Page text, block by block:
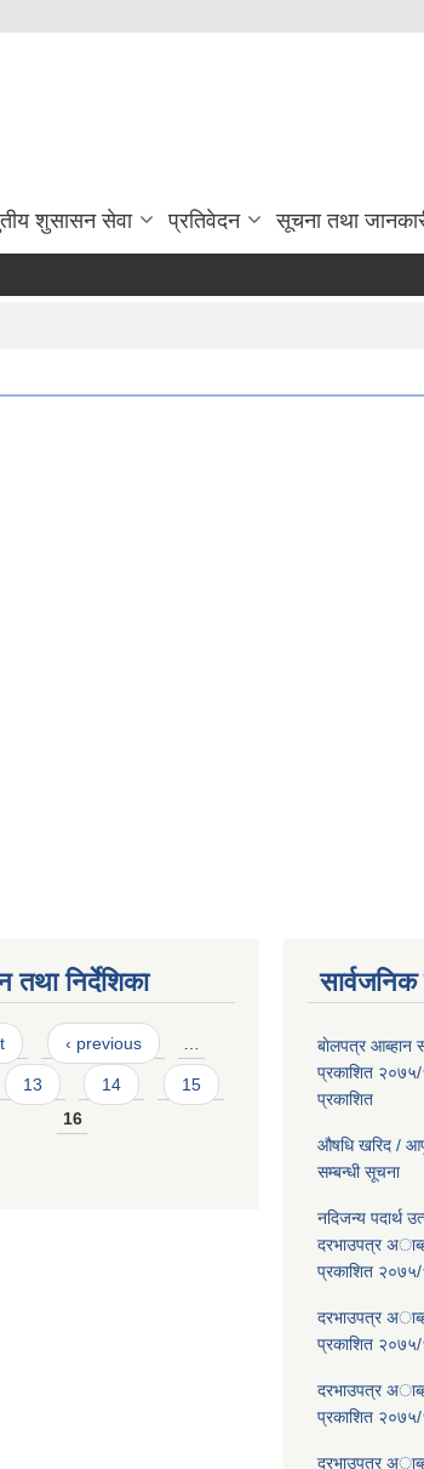
शुसासन सेवा प्रतिवेदन सूचना तथा
निर्देशिका
‹ previous
13 14
15
16
बाेलपत्र आब्हान
प्रकाशित
प्रकाशित
औषधि खरिद /
सम्बन्धी सूचना
नदिजन्य पदार्थ
दरभाउपत्र
प्रकाशित
दरभाउपत्र
प्रकाशित
दरभाउपत्र
प्रकाशित
दरभाउपत्र